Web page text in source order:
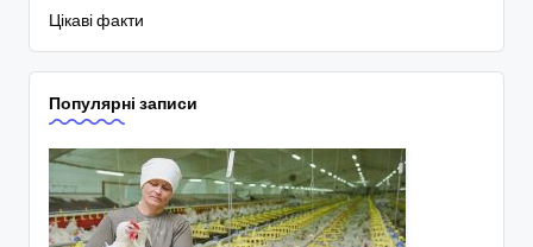
Цікаві факти
Популярні записи